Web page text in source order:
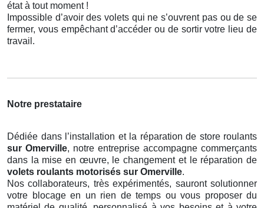
état à tout moment !
Impossible d’avoir des volets qui ne s’ouvrent pas ou de se
fermer, vous empêchant d’accéder ou de sortir votre lieu de
travail.
Notre prestataire
Dédiée dans l’installation et la réparation de store roulants
sur Omerville, notre entreprise accompagne commerçants
dans la mise en œuvre, le changement et le réparation de
volets roulants motorisés sur Omerville.
Nos collaborateurs, très expérimentés, sauront solutionner
votre blocage en un rien de temps ou vous proposer du